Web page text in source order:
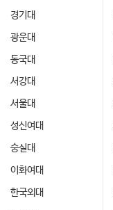
경기대
광운대
동국대
서강대
서울대
성신여대
숭실대
이화여대
한국외대